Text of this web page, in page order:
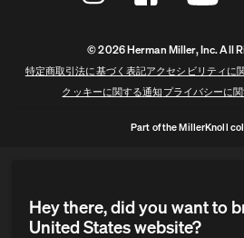
© 2026 Herman Miller, Inc. All
特定商取引法に基づく表記アクセシビリティに
クッキーに関する通知 プライバシーに
Part of the MillerKnoll
Hey there, did you want to
United States website?